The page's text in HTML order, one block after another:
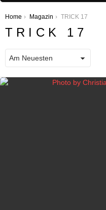
You are here:
Home Magazin TRICK 17
TRICK 17